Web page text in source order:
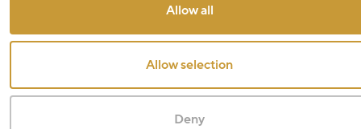
Allow all
Allow selection
Deny